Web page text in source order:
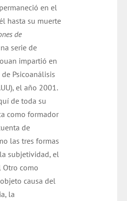
en el
hasta su muerte
de
serie de
impartió en
Psicoanálisis
el año 2001.
de toda su
como formador
de
las tres formas
subjetividad, el
Otro como
causa del
la